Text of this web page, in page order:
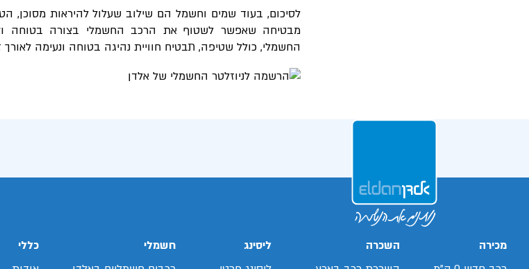
לסיכום, בעוד שמים וחשמל הם שילוב שעלול להיראות מסוכן,
מבטיחה שאפשר לשטוף את הרכב החשמלי בצורה בטוחה
החשמלי, כולל שטיפה, תבטיח חוויית נהיגה בטוחה ונעימה לאורך
מכירה
השכרה
ליסינג
חשמלי
כללי